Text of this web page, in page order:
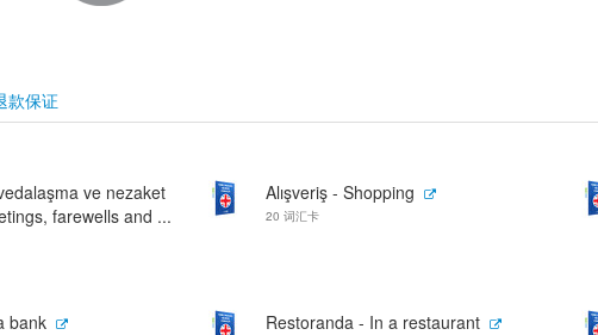
款保证
ve nezaket
farewells and ...
Alışveriş - Shopping
20 词汇卡
bank Restoranda - In a restaurant